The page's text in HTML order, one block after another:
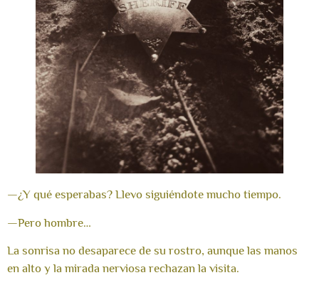
—¿Y qué esperabas? Llevo siguiéndote mucho tiempo.
—Pero hombre…
La sonrisa no desaparece de su rostro, aunque las manos
en alto y la mirada nerviosa rechazan la visita.